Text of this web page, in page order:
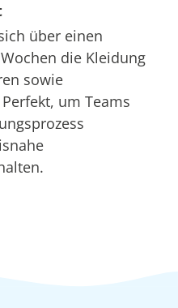
über einen
die Kleidung
sowie
um Teams